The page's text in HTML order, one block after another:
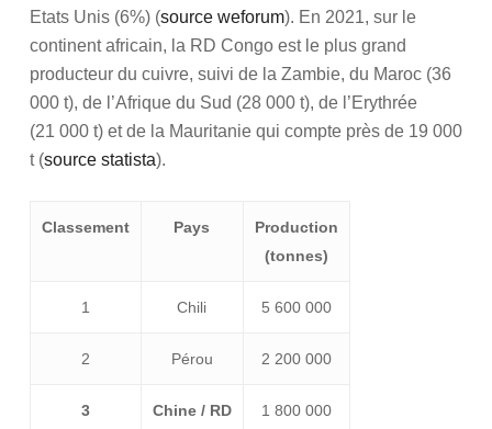
Etats Unis (6%) (source weforum). En 2021, sur le
continent africain, la RD Congo est le plus grand
producteur du cuivre, suivi de la Zambie, du Maroc (36
000 t), de l’Afrique du Sud (28 000 t), de l’Erythrée
(21 000 t) et de la Mauritanie qui compte près de 19 000
t (source statista).
Classement Pays
Production
(tonnes)
1 Chili 5 600 000
2 Pérou 2 200 000
3
Chine / RD
1 800 000